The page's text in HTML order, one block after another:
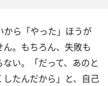
から「やった」ほうが
。もちろん、失敗も
い。「だって、あのと
たんだから」と、自己